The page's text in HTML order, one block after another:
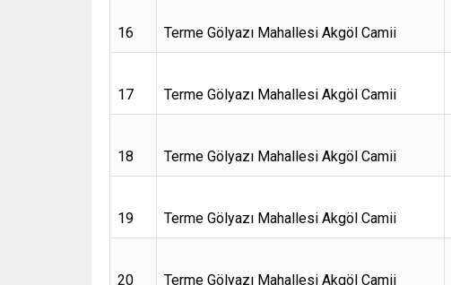
16 Terme Gölyazı Mahallesi Akgöl Camii
17 Terme Gölyazı Mahallesi Akgöl Camii
18 Terme Gölyazı Mahallesi Akgöl Camii
19 Terme Gölyazı Mahallesi Akgöl Camii
20 Terme Gölyazı Mahallesi Akgöl Camii